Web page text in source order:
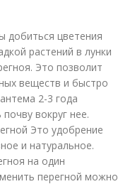
добиться цветения
растений в лунки
Это позволит
веществ и быстро
2-3 года
вокруг нее.
Это удобрение
и натуральное.
на один
перегной можно